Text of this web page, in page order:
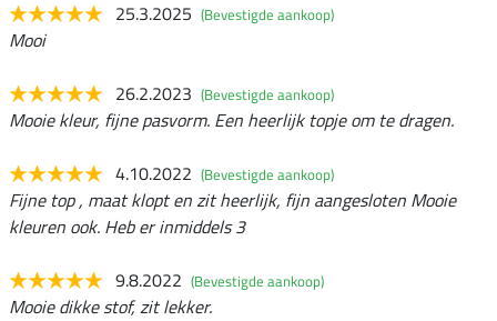
25.3.2025 (Bevestigde aankoop)
Mooi
26.2.2023 (Bevestigde aankoop)
Mooie kleur, fijne pasvorm. Een heerlijk topje om te dragen.
4.10.2022 (Bevestigde aankoop)
Fijne top , maat klopt en zit heerlijk, fijn aangesloten Mooie
kleuren ook. Heb er inmiddels 3
9.8.2022 (Bevestigde aankoop)
Mooie dikke stof, zit lekker.